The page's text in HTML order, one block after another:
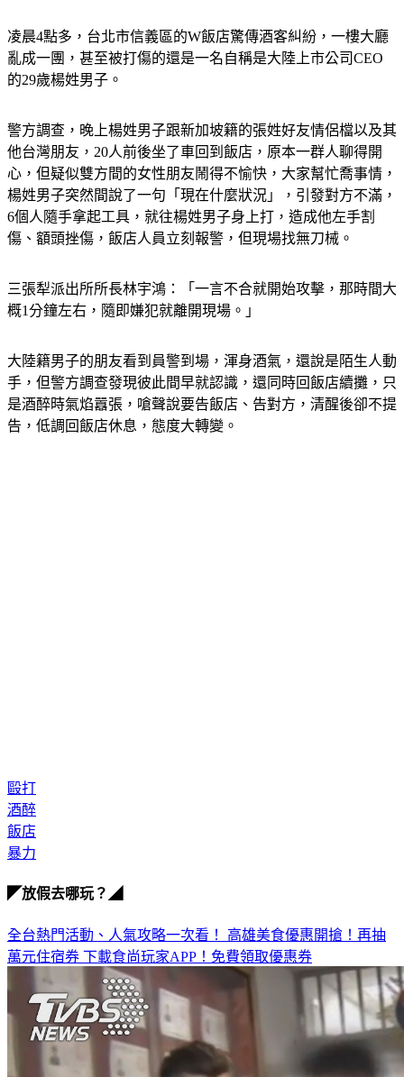
凌晨4點多，台北市信義區的W飯店驚傳酒客糾紛，一樓大廳
亂成一團，甚至被打傷的還是一名自稱是大陸上市公司CEO
警方調查，晚上楊姓男子跟新加坡籍的張姓好友情侶檔以及其
他台灣朋友，20人前後坐了車回到飯店，原本一群人聊得開
心，但疑似雙方間的女性朋友鬧得不愉快，大家幫忙喬事情，
楊姓男子突然間說了一句「現在什麼狀況」，引發對方不滿，
6個人隨手拿起工具，就往楊姓男子身上打，造成他左手割
三張犁派出所所長林宇鴻：「一言不合就開始攻擊，那時間大
大陸籍男子的朋友看到員警到場，渾身酒氣，還說是陌生人動
手，但警方調查發現彼此間早就認識，還同時回飯店續攤，只
是酒醉時氣焰囂張，嗆聲說要告飯店、告對方，清醒後卻不提
毆打
酒醉
飯店
全台熱門活動、人氣攻略一次看！高雄美食優惠開搶！再抽
萬元住宿券
下載食尚玩家APP！免費領取優惠券